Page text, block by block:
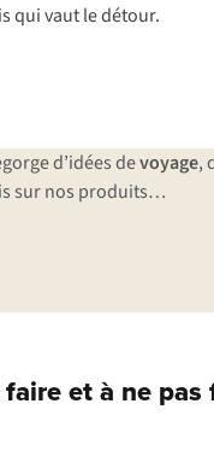
qui vaut le détour.
d’idées devoyage,
sur nos produits…
et à ne pas